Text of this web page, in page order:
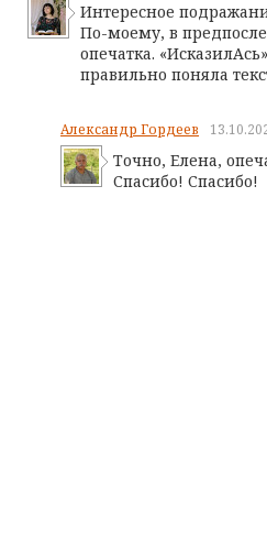
Интересное
По-моему, в
опечатка.
правильно поняла
Александр Гордеев
Точно, Елена,
Спасибо! Спасибо!